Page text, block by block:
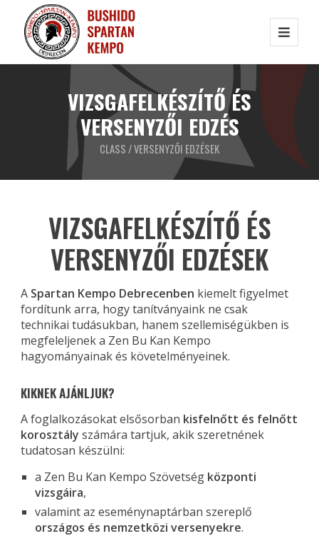
VIZSGAFELKÉSZÍTŐ ÉS
VERSENYZŐI EDZÉS
CLASS / VERSENYZŐI EDZÉSEK
VIZSGAFELKÉSZÍTŐ ÉS
VERSENYZŐI EDZÉSEK
A Spartan Kempo Debrecenben kiemelt figyelmet
fordítunk arra, hogy tanítványaink ne csak
technikai tudásukban, hanem szellemiségükben is
megfeleljenek a Zen Bu Kan Kempo
hagyományainak és követelményeinek.
KIKNEK AJÁNLJUK?
A foglalkozásokat elsősorban kisfelnőtt és felnőtt
korosztály számára tartjuk, akik szeretnének
tudatosan készülni:
a Zen Bu Kan Kempo Szövetség központi
vizsgáira,
valamint az eseménynaptárban szereplő
országos és nemzetközi versenyekre.